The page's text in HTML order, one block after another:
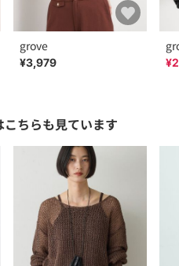
grove
¥3,979